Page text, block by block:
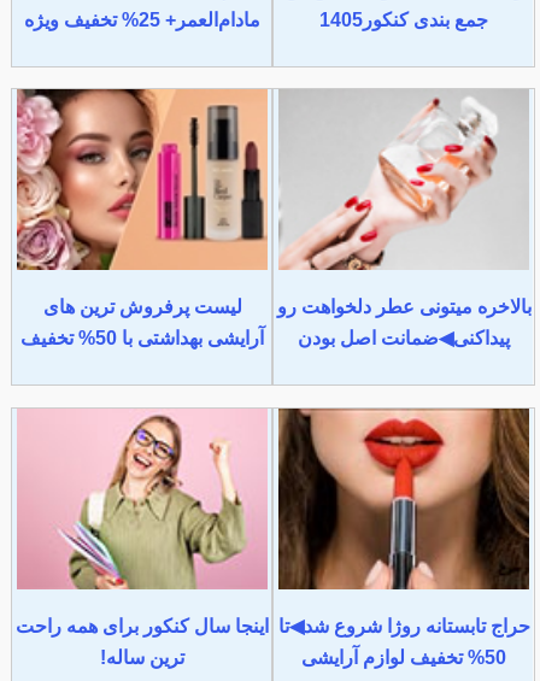
جمع بندی کنکور1405
مادام‌العمر+ 25% تخفیف ویژه
بالاخره میتونی عطر دلخواهت رو
پیداکنی◀ضمانت اصل بودن
لیست پرفروش ترین های
آرایشی بهداشتی با 50% تخفیف
حراج تابستانه روژا شروع شد◀تا
50% تخفیف لوازم آرایشی
اینجا سال کنکور برای همه راحت
ترین ساله!